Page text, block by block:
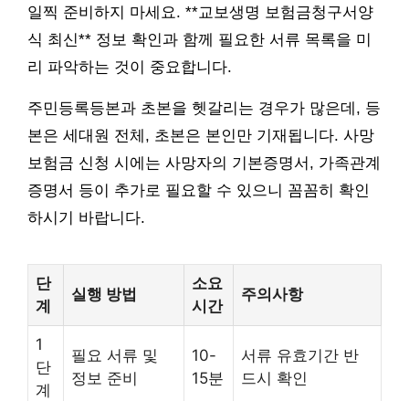
일찍 준비하지 마세요. **교보생명 보험금청구서양
식 최신** 정보 확인과 함께 필요한 서류 목록을 미
리 파악하는 것이 중요합니다.
주민등록등본과 초본을 헷갈리는 경우가 많은데, 등
본은 세대원 전체, 초본은 본인만 기재됩니다. 사망
보험금 신청 시에는 사망자의 기본증명서, 가족관계
증명서 등이 추가로 필요할 수 있으니 꼼꼼히 확인
하시기 바랍니다.
단
계
실행 방법
소요
시간
주의사항
1
단
계
필요 서류 및
정보 준비
10-
15분
서류 유효기간 반
드시 확인